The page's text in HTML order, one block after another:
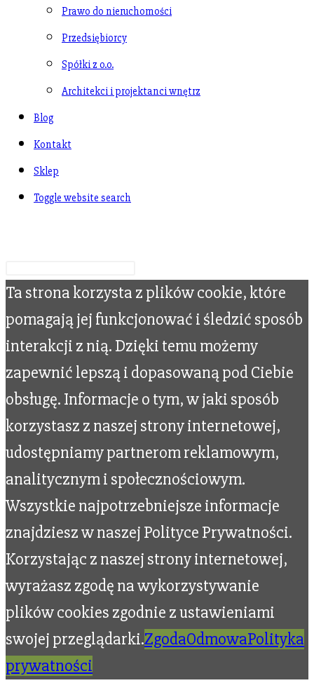
Prawo do nieruchomości
Przedsiębiorcy
Spółki z o.o.
Architekci i projektanci wnętrz
Blog
Kontakt
Sklep
Toggle website search
Ta strona korzysta z plików cookie, które
pomagają jej funkcjonować i śledzić sposób
interakcji z nią. Dzięki temu możemy
zapewnić lepszą i dopasowaną pod Ciebie
obsługę. Informacje o tym, w jaki sposób
korzystasz z naszej strony internetowej,
udostępniamy partnerom reklamowym,
analitycznym i społecznościowym.
Wszystkie najpotrzebniejsze informacje
znajdziesz w naszej Polityce Prywatności.
Korzystając z naszej strony internetowej,
wyrażasz zgodę na wykorzystywanie
plików cookies zgodnie z ustawieniami
swojej przeglądarki.ZgodaOdmowaPolityka
prywatności